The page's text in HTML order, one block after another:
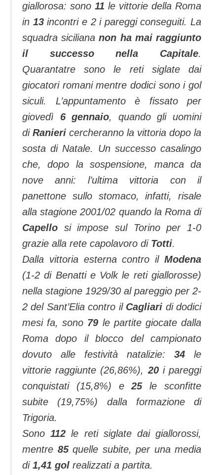
giallorosa: sono 11 le vittorie della Roma
in 13incontri e 2 i pareggi conseguiti. La
squadra siciliananon ha mai raggiunto
il successo nella Capitale.
Quarantatre sono le reti siglate dai
giocatori romani mentre dodici sono i gol
siculi. L’appuntamento è fissato per
giovedì 6 gennaio, quando gli uomini
di Ranieri cercheranno la vittoria dopo la
sosta di Natale. Un successo casalingo
che, dopo la sospensione, manca da
nove anni: l’ultima vittoria con il
panettone sullo stomaco, infatti, risale
alla stagione 2001/02 quando la Roma di
Capello si impose sul Torino per 1-0
grazie alla rete capolavoro di Totti.
Dalla vittoria esterna contro il Modena
(1-2 di Benatti e Volk le reti giallorosse)
nella stagione 1929/30 al pareggio per 2-
2 del Sant’Elia contro il Cagliari di dodici
mesi fa, sono 79 le partite giocate dalla
Roma dopo il blocco del campionato
dovuto alle festività natalizie: 34 le
vittorie raggiunte (26,86%), 20 i pareggi
conquistati (15,8%) e25le sconfitte
subite (19,75%) dalla formazione di
Trigoria.
Sono112le reti siglate dai giallorossi,
mentre 85 quelle subite, per una media
di 1,41 gol realizzati a partita.